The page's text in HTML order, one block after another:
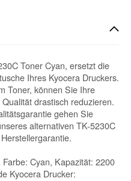
Toner Cyan, ersetzt die
Ihres Kyocera Druckers.
Toner, können Sie Ihre
drastisch reduzieren.
gehen Sie
alternativen TK-5230C
Cyan, Kapazität: 2200
Kyocera Drucker: